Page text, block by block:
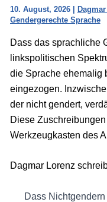
10. August, 2026 |
Gendergerechte Sprache
Dass das sprachliche
linkspolitischen
die Sprache ehemalig
eingezogen.
der nicht gendert,
Diese
Werkzeugkasten des
Dagmar Lorenz
Dass